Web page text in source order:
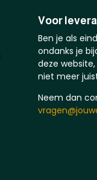
Voor
Ben je als
ondanks je
deze
niet meer
Neem dan